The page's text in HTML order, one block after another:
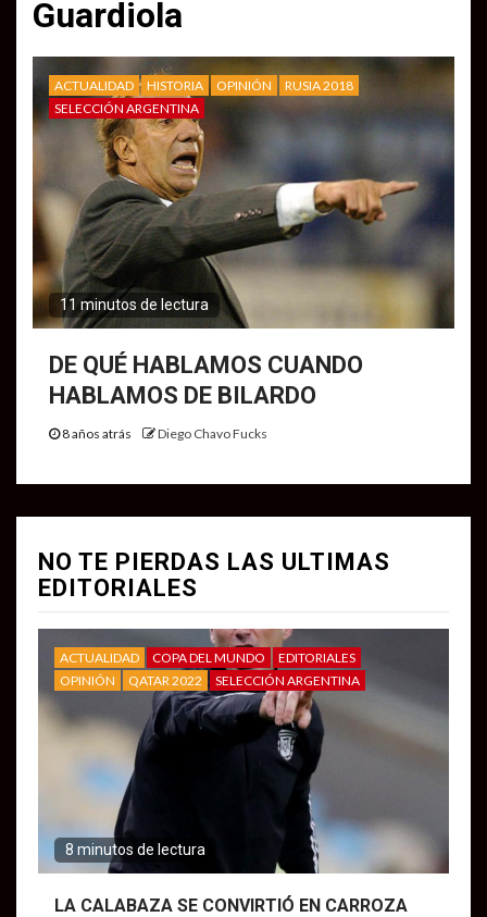
Guardiola
ACTUALIDAD HISTORIA OPINIÓN
RUSIA 2018
SELECCIÓN ARGENTINA
11 minutos de lectura
DE QUÉ HABLAMOS CUANDO
HABLAMOS DE BILARDO
8 años atrás Diego Chavo Fucks
NO TE PIERDAS LAS ULTIMAS
EDITORIALES
ACTUALIDAD COPA DEL MUNDO
EDITORIALES
OPINIÓN
QATAR 2022 SELECCIÓN ARGENTINA
8 minutos de lectura
LA CALABAZA SE CONVIRTIÓ EN CARROZA